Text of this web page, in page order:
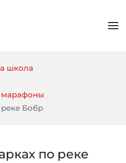
школа
марафоны
Бобр
по реке